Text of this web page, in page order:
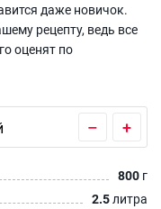
даже новичок.
рецепту, ведь все
оценят по
– +
800 г
2.5литра